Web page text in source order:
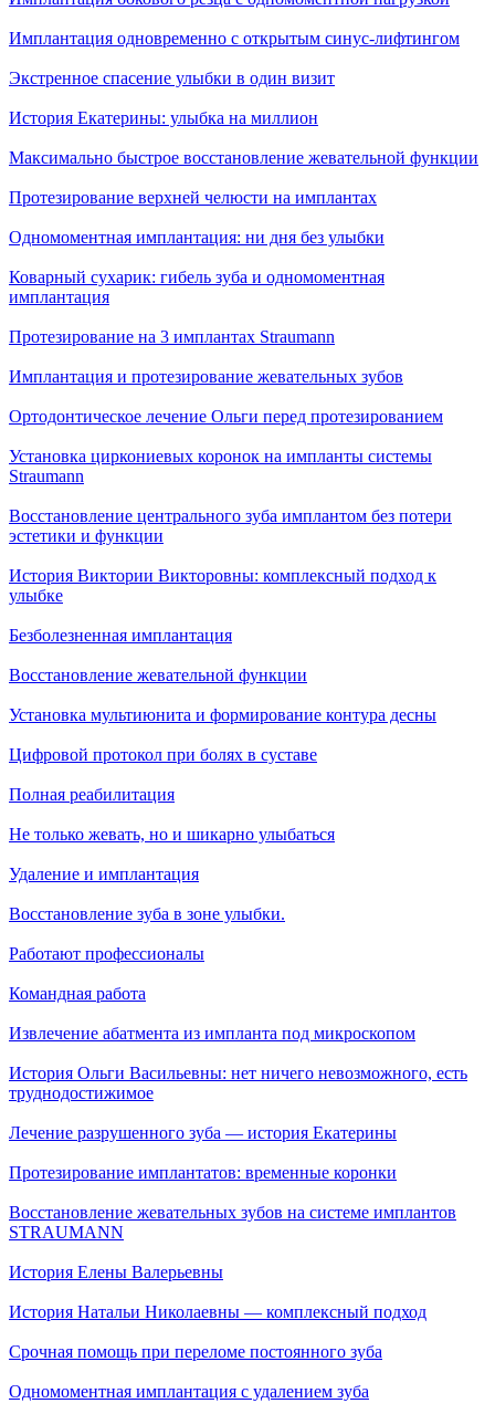
Имплантация одновременно с открытым синус-лифтингом
Экстренное спасение улыбки в один визит
История Екатерины: улыбка на миллион
Максимально быстрое восстановление жевательной функции
Протезирование верхней челюсти на имплантах
Одномоментная имплантация: ни дня без улыбки
Коварный сухарик: гибель зуба и одномоментная
имплантация
Протезирование на 3 имплантах Straumann
Имплантация и протезирование жевательных зубов
Ортодонтическое лечение Ольги перед протезированием
Установка циркониевых коронок на импланты системы
Straumann
Восстановление центрального зуба имплантом без потери
эстетики и функции
История Виктории Викторовны: комплексный подход к
улыбке
Безболезненная имплантация
Восстановление жевательной функции
Установка мультиюнита и формирование контура десны
Цифровой протокол при болях в суставе
Полная реабилитация
Не только жевать, но и шикарно улыбаться
Удаление и имплантация
Восстановление зуба в зоне улыбки.
Работают профессионалы
Командная работа
Извлечение абатмента из импланта под микроскопом
История Ольги Васильевны: нет ничего невозможного, есть
труднодостижимое
Лечение разрушенного зуба — история Екатерины
Протезирование имплантатов: временные коронки
Восстановление жевательных зубов на системе имплантов
STRAUMANN
История Елены Валерьевны
История Натальи Николаевны — комплексный подход
Срочная помощь при переломе постоянного зуба
Одномоментная имплантация с удалением зуба